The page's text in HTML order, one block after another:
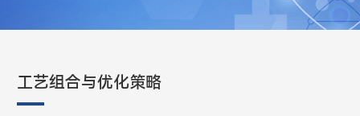
工艺组合与优化策略